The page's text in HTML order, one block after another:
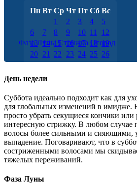
Пн Вт Ср Чт Пт Сб Вс
1
2 3 4
5
6
7 8 9 10 11
12
13 14 15 16 17 18 19
20 21 22 23 24 25 26
27 28 29 30
Фаза Луны Стрижка Огород
День недели
Суббота идеально подходит как для
для глобальных изменений в
просто убрать секущиеся кончики
интересную стрижку. В любом случае
волосы более сильными и сияющими,
выпадение. Поговаривают, что в
состриженными волосами мы
тяжелых переживаний.
Фаза Луны